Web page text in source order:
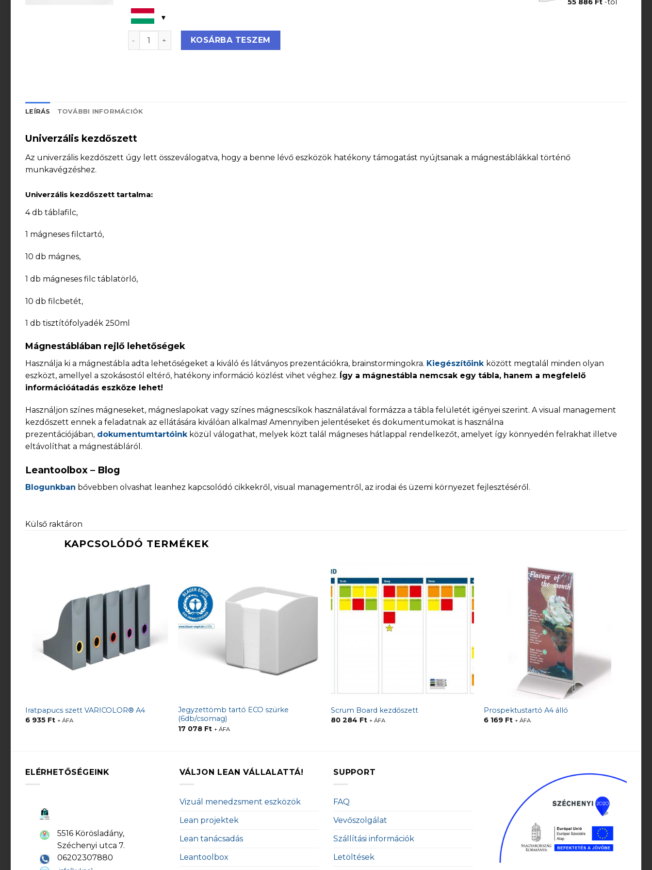
Univerzális kezdőszett mennyiség
KOSÁRBA TESZEM
55 886 Ft -tól
LEÍRÁS TOVÁBBI INFORMÁCIÓK
Univerzális kezdőszett
Az univerzális kezdőszett úgy lett összeválogatva, hogy a benne lévő eszközök hatékony támogatást nyújtsanak a mágnestáblákkal történő
munkavégzéshez.
Univerzális kezdőszett tartalma:
4 db táblafilc,
1 mágneses filctartó,
10 db mágnes,
1 db mágneses filc táblatörlő,
10 db filcbetét,
1 db tisztítófolyadék 250ml
Mágnestáblában rejlő lehetőségek
Használja ki a mágnestábla adta lehetőségeket a kiváló és látványos prezentációkra, brainstormingokra. Kiegészítőink között megtalál minden olyan
eszközt, amellyel a szokásostól eltérő, hatékony információ közlést vihet véghez. Így a mágnestábla nemcsak egy tábla, hanem a megfelelő
információátadás eszköze lehet!
Használjon színes mágneseket, mágneslapokat vagy színes mágnescsíkok használatával formázza a tábla felületét igényei szerint. A visual management
kezdőszett ennek a feladatnak az ellátására kiválóan alkalmas! Amennyiben jelentéseket és dokumentumokat is használna
prezentációjában, dokumentumtartóinkközül válogathat, melyek közt talál mágneses hátlappal rendelkezőt, amelyet így könnyedén felrakhat illetve
eltávolíthat a mágnestábláról.
Leantoolbox – Blog
Blogunkban bővebben olvashat leanhez kapcsolódó cikkekről, visual managementről, az irodai és üzemi környezet fejlesztéséről.
Külső raktáron
KAPCSOLÓDÓ TERMÉKEK
Iratpapucs szett VARICOLOR® A4
6 935 Ft + ÁFA
Jegyzettömb tartó ECO szürke
(6db/csomag)
17 078 Ft + ÁFA
Scrum Board kezdőszett
80 284 Ft + ÁFA
Prospektustartó A4 álló
6 169 Ft + ÁFA
ELÉRHETŐSÉGEINK
5516 Körösladány,
Széchenyi utca 7.
06202307880
VÁLJON LEAN VÁLLALATTÁ!
Vizuál menedzsment eszközök
Lean projektek
Lean tanácsadás
Leantoolbox
SUPPORT
FAQ
Vevőszolgálat
Szállítási információk
Letöltések